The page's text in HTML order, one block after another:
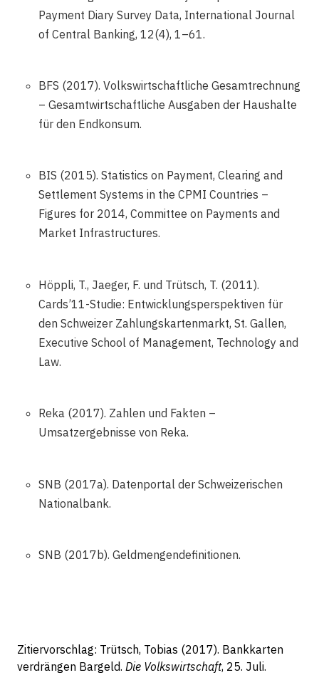
Payment Diary Survey Data, International Journal
of Central Banking, 12(4), 1–61.
BFS (2017). Volkswirtschaftliche Gesamtrechnung
– Gesamtwirtschaftliche Ausgaben der Haushalte
für den Endkonsum.
BIS (2015). Statistics on Payment, Clearing and
Settlement Systems in the CPMI Countries –
Figures for 2014, Committee on Payments and
Market Infrastructures.
Höppli, T., Jaeger, F. und Trütsch, T. (2011).
Cards’11-Studie: Entwicklungsperspektiven für
den Schweizer Zahlungskartenmarkt, St. Gallen,
Executive School of Management, Technology and
Law.
Reka (2017). Zahlen und Fakten –
Umsatzergebnisse von Reka.
SNB (2017a). Datenportal der Schweizerischen
Nationalbank.
SNB (2017b). Geldmengendefinitionen.
Zitiervorschlag: Trütsch, Tobias (2017). Bankkarten
verdrängen Bargeld. Die Volkswirtschaft, 25. Juli.